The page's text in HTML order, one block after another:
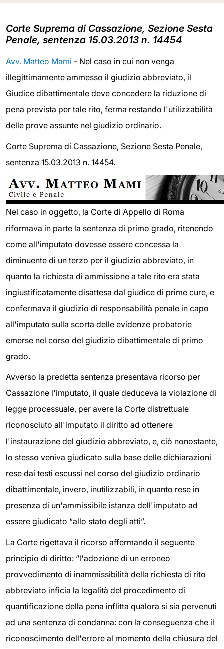
Corte Suprema di Cassazione, Sezione Sesta
Penale, sentenza 15.03.2013 n. 14454
Avv. Matteo Mami - Nel caso in cui non venga
illegittimamente ammesso il giudizio abbreviato, il
Giudice dibattimentale deve concedere la riduzione di
pena prevista per tale rito, ferma restando l'utilizzabilità
delle prove assunte nel giudizio ordinario.
Corte Suprema di Cassazione, Sezione Sesta Penale,
sentenza 15.03.2013 n. 14454.
Nel caso in oggetto, la Corte di Appello di Roma
riformava in parte la sentenza di primo grado, ritenendo
come all'imputato dovesse essere concessa la
diminuente di un terzo per il giudizio abbreviato, in
quanto la richiesta di ammissione a tale rito era stata
ingiustificatamente disattesa dal giudice di prime cure, e
confermava il giudizio di responsabilità penale in capo
all'imputato sulla scorta delle evidenze probatorie
emerse nel corso del giudizio dibattimentale di primo
grado.
Avverso la predetta sentenza presentava ricorso per
Cassazione l'imputato, il quale deduceva la violazione di
legge processuale, per avere la Corte distrettuale
riconosciuto all'imputato il diritto ad ottenere
l'instaurazione del giudizio abbreviato, e, ciò nonostante,
lo stesso veniva giudicato sulla base delle dichiarazioni
rese dai testi escussi nel corso del giudizio ordinario
dibattimentale, invero, inutilizzabili, in quanto rese in
presenza di un'ammissibile istanza dell'imputato ad
essere giudicato “allo stato degli atti”.
La Corte rigettava il ricorso affermando il seguente
principio di diritto: “l'adozione di un erroneo
provvedimento di inammissibilità della richiesta di rito
abbreviato inficia la legalità del procedimento di
quantificazione della pena inflitta qualora si sia pervenuti
ad una sentenza di condanna: con la conseguenza che il
riconoscimento dell'errore al momento della chiusura del